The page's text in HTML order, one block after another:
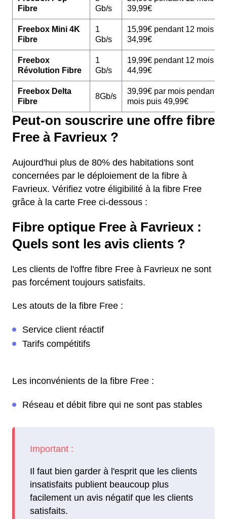
Fibre
Gb/s
39,99€
Freebox Mini 4K
Fibre
1
Gb/s
15,99€ pendant 12 mois
34,99€
Freebox
Révolution Fibre
1
Gb/s
19,99€ pendant 12 mois
44,99€
Freebox Delta
Fibre
8Gb/s
39,99€ par mois pendant 12
mois puis 49,99€
Peut-on souscrire une offre fibre
Free à Favrieux ?
Aujourd'hui plus de 80% des habitations sont
concernées par le déploiement de la fibre à
Favrieux. Vérifiez votre éligibilité à la fibre Free
grâce à la carte Free ci-dessous :
Fibre optique Free à Favrieux :
Quels sont les avis clients ?
Les clients de l'offre fibre Free à Favrieux ne sont
pas forcément toujours satisfaits.
Les atouts de la fibre Free :
Service client réactif
Tarifs compétitifs
Les inconvénients de la fibre Free :
Réseau et débit fibre qui ne sont pas stables
Il faut bien garder à l'esprit que les clients
insatisfaits publient beaucoup plus
facilement un avis négatif que les clients
satisfaits.